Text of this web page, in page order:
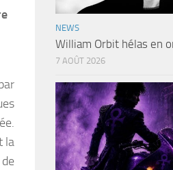
la
NEWS
William Orbit hélas en
7 AOÛT 2026